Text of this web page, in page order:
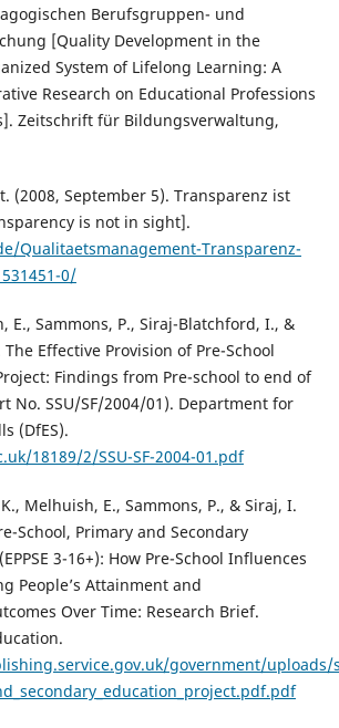
Berufsgruppen- und
[Quality Development in the
System of Lifelong Learning: A
Research on Educational Professions
Zeitschrift für Bildungsverwaltung,
(2008, September 5). Transparenz ist
is not in sight].
Qualitaetsmanagement-Transparenz-
0/
E., Sammons, P., Siraj-Blatchford, I., &
Effective Provision of Pre-School
Findings from Pre-school to end of
No. SSU/SF/2004/01). Department for
(DfES).
18189/2/SSU-SF-2004-01.pdf
Melhuish, E., Sammons, P., & Siraj, I.
School, Primary and Secondary
3-16+): How Pre-School Influences
People’s Attainment and
Over Time: Research Brief.
government/